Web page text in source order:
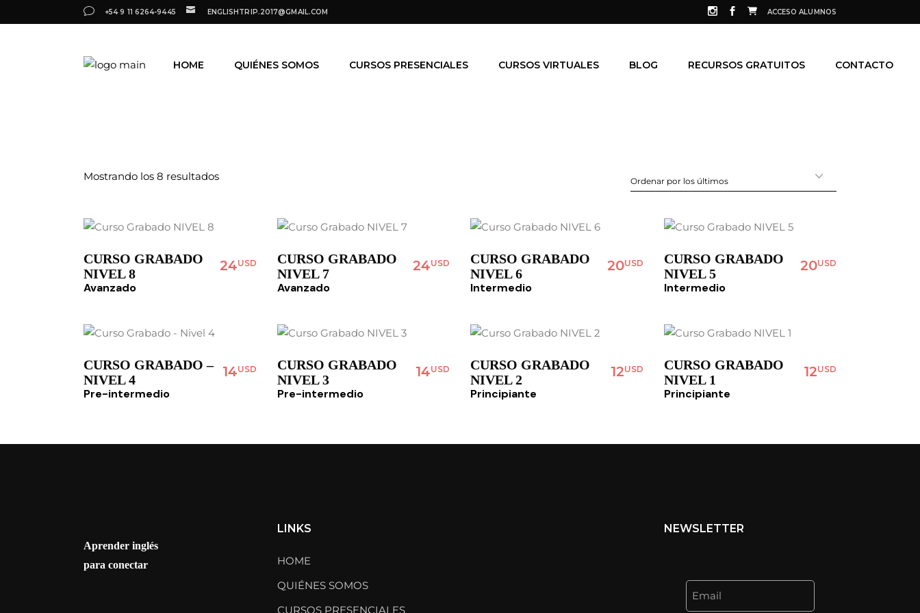
contenido
+54 9 11 6264-9445 ENGLISHTRIP.2017@GMAIL.COM ACCESO ALUMNOS
HOME QUIÉNES SOMOS CURSOS PRESENCIALES CURSOS VIRTUALES BLOG RECURSOS GRATUITOS CONTACTO
Mostrando los 8 resultadosOrdenado
por
CURSO GRABADO
NIVEL 8
24USD
Avanzado
CURSO GRABADO
NIVEL 7
24USD
Avanzado
CURSO GRABADO
NIVEL 6
20USD
Intermedio
CURSO GRABADO
NIVEL 5
20USD
Intermedio
CURSO GRABADO –
NIVEL 4
14USD
Pre-intermedio
CURSO GRABADO
NIVEL 3
14USD
Pre-intermedio
CURSO GRABADO
NIVEL 2
12USD
Principiante
CURSO GRABADO
NIVEL 1
12USD
Principiante
Aprender inglés
para conectar
LINKS
HOME
QUIÉNES SOMOS
CURSOS PRESENCIALES
NEWSLETTER